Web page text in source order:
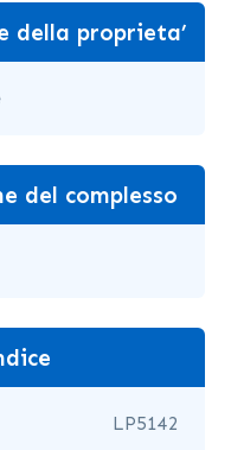
della proprieta’
del complesso
LP5142